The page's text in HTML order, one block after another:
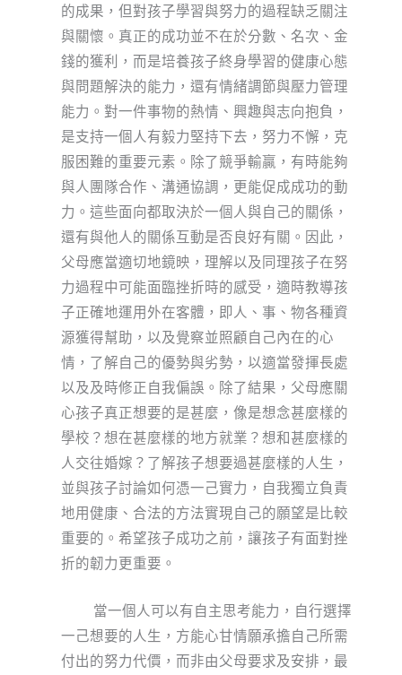
的成果，但對孩子學習與努力的過程缺乏關注
與關懷。真正的成功並不在於分數、名次、金
錢的獲利，而是培養孩子終身學習的健康心態
與問題解決的能力，還有情緒調節與壓力管理
能力。對一件事物的熱情、興趣與志向抱負，
是支持一個人有毅力堅持下去，努力不懈，克
服困難的重要元素。除了競爭輸贏，有時能夠
與人團隊合作、溝通協調，更能促成成功的動
力。這些面向都取決於一個人與自己的關係，
還有與他人的關係互動是否良好有關。因此，
父母應當適切地鏡映，理解以及同理孩子在努
力過程中可能面臨挫折時的感受，適時教導孩
子正確地運用外在客體，即人、事、物各種資
源獲得幫助，以及覺察並照顧自己內在的心
情，了解自己的優勢與劣勢，以適當發揮長處
以及及時修正自我偏誤。除了結果，父母應關
心孩子真正想要的是甚麼，像是想念甚麼樣的
學校？想在甚麼樣的地方就業？想和甚麼樣的
人交往婚嫁？了解孩子想要過甚麼樣的人生，
並與孩子討論如何憑一己實力，自我獨立負責
地用健康、合法的方法實現自己的願望是比較
重要的。希望孩子成功之前，讓孩子有面對挫
折的韌力更重要。
當一個人可以有自主思考能力，自行選擇
一己想要的人生，方能心甘情願承擔自己所需
付出的努力代價，而非由父母要求及安排，最